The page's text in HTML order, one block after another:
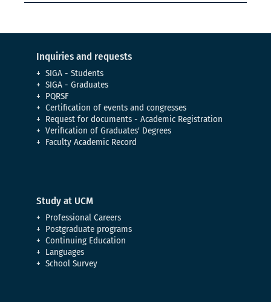
Inquiries and requests
SIGA - Students
SIGA - Graduates
PQRSF
Certification of events and congresses
Request for documents - Academic Registration
Verification of Graduates' Degrees
Faculty Academic Record
Study at UCM
Professional Careers
Postgraduate programs
Continuing Education
Languages
School Survey